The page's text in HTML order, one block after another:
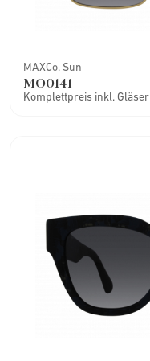
MAXCo. Sun
MO0141
Komplettpreis inkl. Gläser